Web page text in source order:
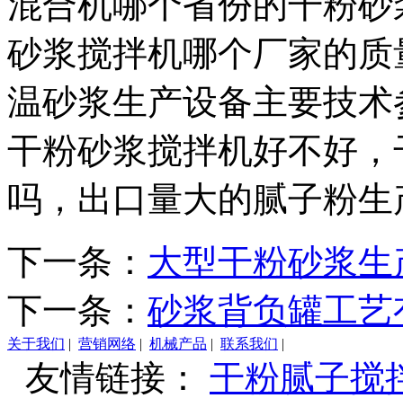
砂浆搅拌机哪个厂家的
温砂浆生产设备主要技
干粉砂浆搅拌机好不好
吗，出口量大的腻子粉
下一条： 大型干粉砂浆
下一条： 砂浆背负罐工艺
关于我们 | 营销网络 | 机械产品 | 联系我们 |
友情链接： 干粉腻子搅